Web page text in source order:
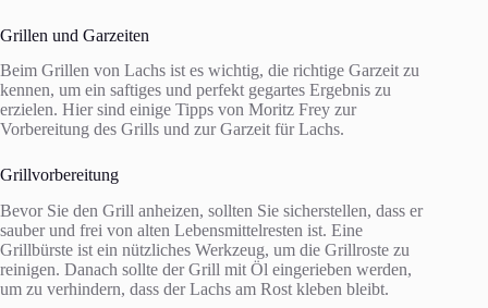
Grillen und Garzeiten
Beim Grillen von Lachs ist es wichtig, die richtige Garzeit zu
kennen, um ein saftiges und perfekt gegartes Ergebnis zu
erzielen. Hier sind einige Tipps von Moritz Frey zur
Vorbereitung des Grills und zur Garzeit für Lachs.
Grillvorbereitung
Bevor Sie den Grill anheizen, sollten Sie sicherstellen, dass er
sauber und frei von alten Lebensmittelresten ist. Eine
Grillbürste ist ein nützliches Werkzeug, um die Grillroste zu
reinigen. Danach sollte der Grill mit Öl eingerieben werden,
um zu verhindern, dass der Lachs am Rost kleben bleibt.